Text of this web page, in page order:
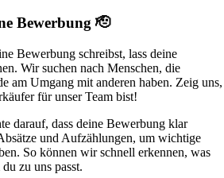
Bewerbung 🫡
Bewerbung schreibst, lass deine
Wir suchen nach Menschen, die
am Umgang mit anderen haben. Zeig uns,
für unser Team bist!
darauf, dass deine Bewerbung klar
und Aufzählungen, um wichtige
So können wir schnell erkennen, was
zu uns passt.